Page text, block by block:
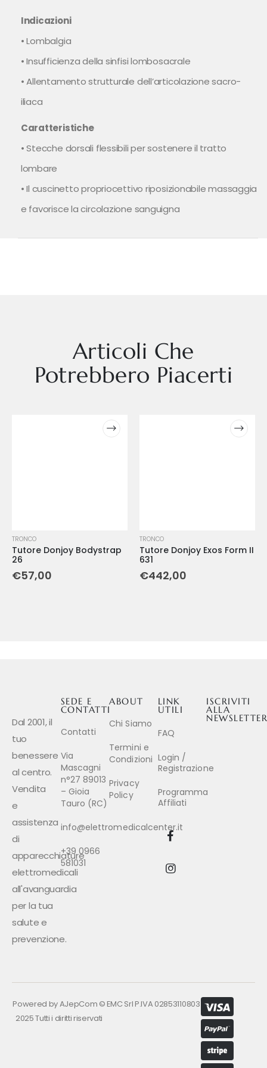
Indicazioni
• Lombalgia
• Insufficienza della sinfisi lombosacrale
• Allentamento strutturale dell’articolazione sacro-
iliaca
Caratteristiche
• Stecche dorsali flessibili per sostenere il tratto
lombare
• Il cuscinetto propriocettivo riposizionabile massaggia
e favorisce la circolazione sanguigna
Articoli Che
Potrebbero Piacerti
TRONCO
Tutore Donjoy Bodystrap
26
€57,00
TRONCO
Tutore Donjoy Exos Form II
631
€442,00
Dal 2001, il
tuo
benessere
al centro.
Vendita
e
assistenza
di
apparecchiature
elettromedicali
all'avanguardia
per la tua
salute e
prevenzione.
LINK
UTILI
FAQ
Login /
Registrazione
Programma
Affiliati
ABOUT
Chi Siamo
Termini e
Condizioni
Privacy
Policy
SEDE E
CONTATTI
Contatti
Via
Mascagni
n°27 89013
– Gioia
Tauro (RC)
info@elettromedicalcenter.it
+39 0966
581031
ISCRIVITI
ALLA
Powered byAJepCom ©
2025 Tutti i diritti riservati
EMC Srl P.IVA 02853110803